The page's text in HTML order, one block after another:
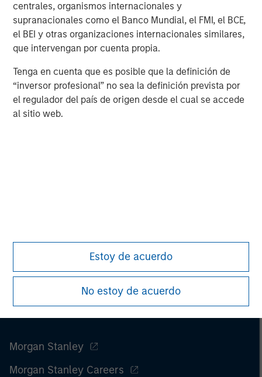
centrales, organismos internacionales y
supranacionales como el Banco Mundial, el FMI, el BCE,
el BEI y otras organizaciones internacionales similares,
que intervengan por cuenta propia.
Tenga en cuenta que es posible que la definición de
“inversor profesional” no sea la definición prevista por
el regulador del país de origen desde el cual se accede
al sitio web.
Estoy de acuerdo
No estoy de acuerdo
David N. Miller
Managing Director
Pete D. Chung
Morgan Stanley
Morgan Stanley Careers